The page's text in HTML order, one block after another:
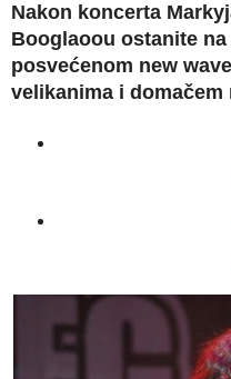
Nakon koncerta
Booglaoou ostanite
posvećenom new
velikanima i domačem